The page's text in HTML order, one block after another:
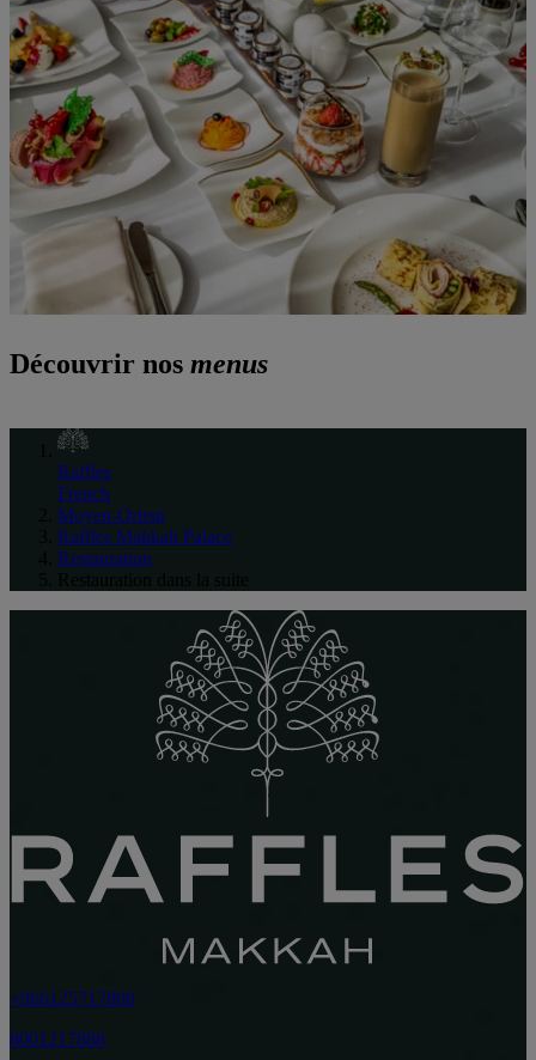
Découvrir nos menus
Raffles
French
Moyen-Orient
Raffles Makkah Palace
Restauration
+966125717800
8001217888